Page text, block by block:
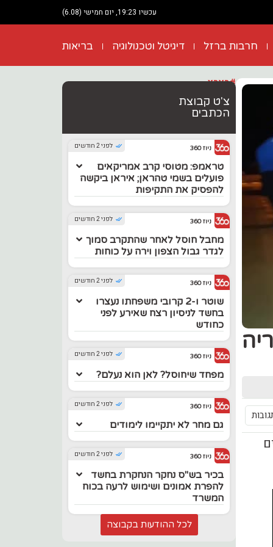
עכשיו 19:23, יום חמישי (6.08)
חרבות ברזל דיגיטל וטכנולוגיה בריאות
#בארץ
צ'ט קבוצת
הכתבים
לפני 2 חודשים ניוז 360
טראמפ: מטוסי קרב אמריקאים
פועלים בשמי טהראן; איראן ביקשה
להפסיק את התקיפות
לפני 2 חודשים ניוז 360
מחבל חוסל לאחר שהתקרב סמוך
לגדר גבול הצפון וירה על כוחות
לפני 2 חודשים ניוז 360
שוטר ו-2 קרובי משפחתו נעצרו
בחשד לניסיון רצח שאירע לפני
כחודש
לפני 2 חודשים ניוז 360
מפחד שיחוסל? לאן הוא נעלם?
לפני 2 חודשים ניוז 360
גם מחר לא יתקיימו לימודים
לפני 2 חודשים ניוז 360
בכיר בש"ס נחקר הנחקרת בחשד
להפרת אמונים ושימוש לרעה בכוח
המשרד
לכל ההודעות בקבוצה